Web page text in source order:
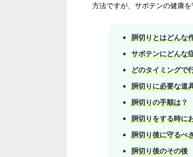
方法ですが、サボテンの健康
胴切りとはどんな
サボテンにどんな
どのタイミングで
胴切りに必要な道
胴切りの手順は？
胴切りをする時に
胴切り後に守るべ
胴切り後のその後